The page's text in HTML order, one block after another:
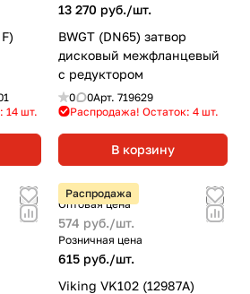
14 шт.
13 270 руб./шт.
BWGT (DN65) затвор
дисковый межфланцевый
с редуктором
0 0Арт. 719629
Распродажа! Остаток: 4 шт.
В корзину
Распродажа
Оптовая цена
574 руб./шт.
Розничная цена
615 руб./шт.
Viking VK102 (12987A)